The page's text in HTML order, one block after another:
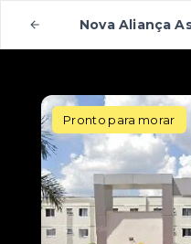
Nova Aliança
Pronto para morar